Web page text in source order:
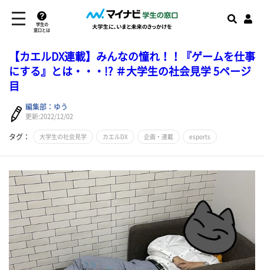
学生の
窓口とは
【カエルDX連載】みんなの憧れ！！『ゲームを仕事
にする』とは・・・!? ＃大学生の社会見学 5ページ
目
編集部：ゆう
更新:2022/12/02
タグ： 大学生の社会見学 カエルDX 企画・連載 esports